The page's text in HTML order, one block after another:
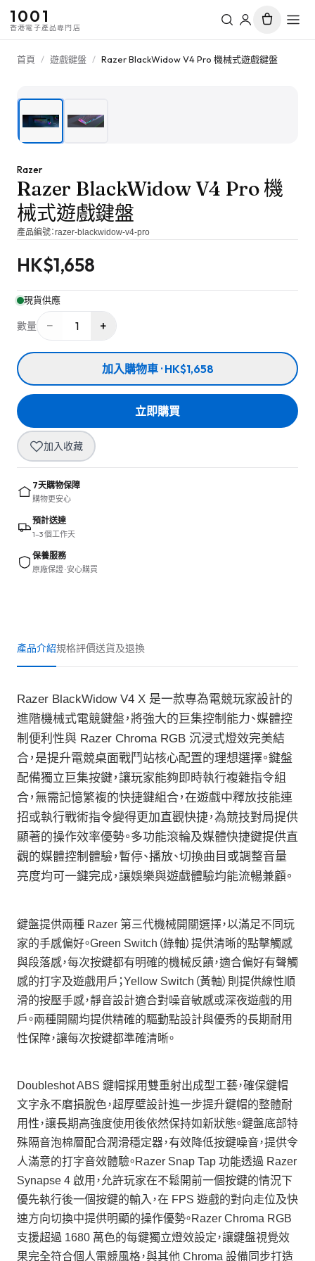
1001
香港電子產品專門店
首頁 / 遊戲鍵盤 / Razer BlackWidow V4 Pro 機械式遊戲鍵盤
Razer
Razer BlackWidow V4 Pro 機
械式遊戲鍵盤
產品編號：razer-blackwidow-v4-pro
HK$1,658
現貨供應
數量 − 1 +
加入購物車 · HK$1,658
立即購買
加入收藏
7天購物保障
購物更安心
預計送達
1–3 個工作天
保養服務
原廠保證 · 安心購買
產品介紹規格評價送貨及退換
Razer BlackWidow V4 X 是一款專為電競玩家設計的
進階機械式電競鍵盤，將強大的巨集控制能力、媒體控
制便利性與 Razer Chroma RGB 沉浸式燈效完美結
合，是提升電競桌面戰鬥站核心配置的理想選擇。鍵盤
配備獨立巨集按鍵，讓玩家能夠即時執行複雜指令組
合，無需記憶繁複的快捷鍵組合，在遊戲中釋放技能連
招或執行戰術指令變得更加直觀快捷，為競技對局提供
顯著的操作效率優勢。多功能滾輪及媒體快捷鍵提供直
觀的媒體控制體驗，暫停、播放、切換曲目或調整音量
亮度均可一鍵完成，讓娛樂與遊戲體驗均能流暢兼顧。
鍵盤提供兩種 Razer 第三代機械開關選擇，以滿足不同玩
家的手感偏好。Green Switch（綠軸）提供清晰的點擊觸感
與段落感，每次按鍵都有明確的機械反饋，適合偏好有聲觸
感的打字及遊戲用戶；Yellow Switch（黃軸）則提供線性順
滑的按壓手感，靜音設計適合對噪音敏感或深夜遊戲的用
戶。兩種開關均提供精確的驅動點設計與優秀的長期耐用
性保障，讓每次按鍵都準確清晰。
Doubleshot ABS 鍵帽採用雙重射出成型工藝，確保鍵帽
文字永不磨損脫色，超厚壁設計進一步提升鍵帽的整體耐
用性，讓長期高強度使用後依然保持如新狀態。鍵盤底部特
殊隔音泡棉層配合潤滑穩定器，有效降低按鍵噪音，提供令
人滿意的打字音效體驗。Razer Snap Tap 功能透過 Razer
Synapse 4 啟用，允許玩家在不鬆開前一個按鍵的情況下
優先執行後一個按鍵的輸入，在 FPS 遊戲的對向走位及快
速方向切換中提供明顯的操作優勢。Razer Chroma RGB
支援超過 1680 萬色的每鍵獨立燈效設定，讓鍵盤視覺效
果完全符合個人電競風格，與其他 Chroma 設備同步打造